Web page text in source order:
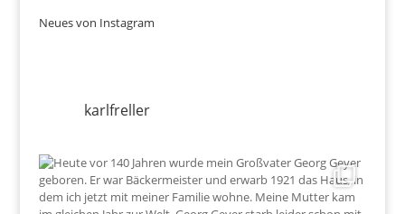
Neues von Instagram
karlfreller